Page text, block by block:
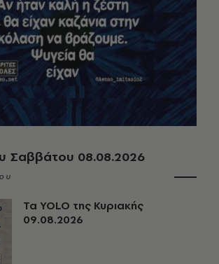
Σαββάτου 08.08.2026
Τα YOLO της Κυριακής
09.08.2026